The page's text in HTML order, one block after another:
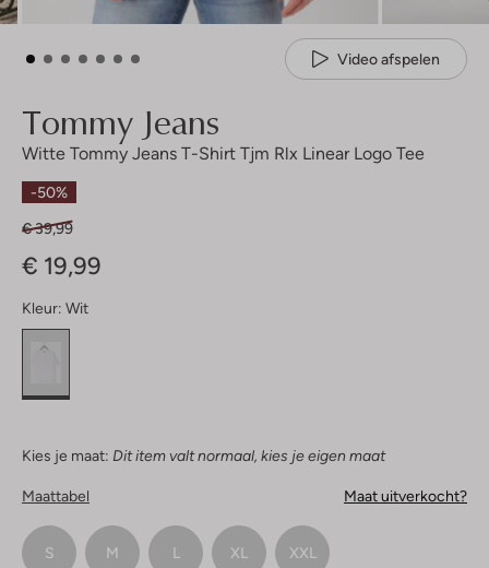
Video afspelen
Tommy Jeans
Witte Tommy Jeans T-Shirt Tjm Rlx Linear Logo Tee
-50%
€ 39,99
€ 19,99
Kleur: Wit
Kies je maat: Dit item valt normaal, kies je eigen maat
Maattabel Maat uitverkocht?
S M L XL XXL